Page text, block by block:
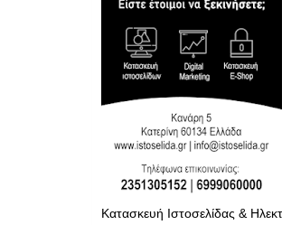
Κατασκευή Ιστοσελίδας &